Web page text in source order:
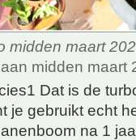
midden maart
midden maart
Dat is de
je gebruikt echt
na 1